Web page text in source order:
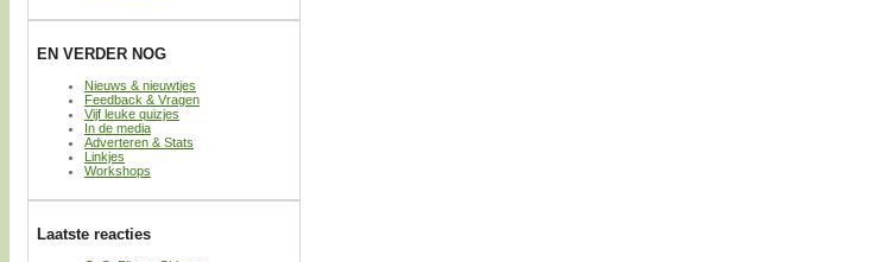
EN VERDER NOG
Nieuws & nieuwtjes
Feedback & Vragen
Vijf leuke quizjes
In de media
Adverteren & Stats
Linkjes
Workshops
Laatste reacties